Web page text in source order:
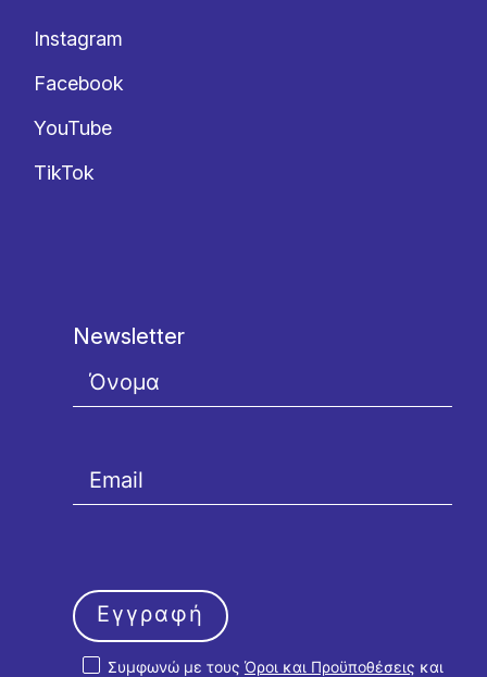
Instagram
Facebook
YouTube
TikTok
Newsletter
Συμφωνώ με τους Όροι και Προϋποθέσεις και
Εγγραφή